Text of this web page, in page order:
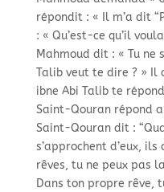
répondit : « Il m’a dit
: « Qu’est-ce qu’il
Mahmoud dit : « Tu ne
Talib veut te dire ? » Il
ibne Abi Talib te
Saint-Qouran répond
Saint-Qouran dit :
s’approchent d’eux, ils
rêves, tu ne peux pas
Dans ton propre rêve,